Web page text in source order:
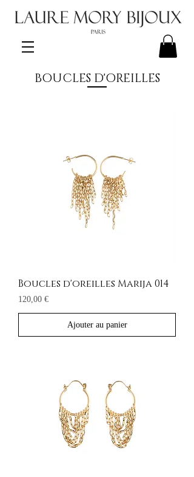
BOUCLES D'OREILLES
Boucles d'oreilles Marija 014
Prix
120,00 €
Ajouter au panier